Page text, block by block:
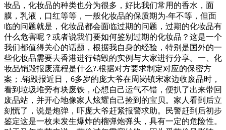
妆品，化妆品的种类也分为很多，好比我们常用的香水，面
膜，乳液，口红等等，一般化妆品的保质期为-年不等，但面
临的问题就是，化妆品都会面临过期的问题，过期的化妆品有
什么危害呢？或者说我们要如何鉴别过期的化妆品？这是一个
我们都值得关心的话题，根据我自身的经验，特别是国外的一
些化妆品需要去香港进行销毁的实例与大家进行分享。一、化
妆品销毁报废流程是什么?.根据对方要求制定对应的保密方
案；.销毁报近日，6多岁的庞大爷在周岗镇宋家边收废品时，
看到垃圾堆旁有块废铁，心想自己运气不错，便扒了出来带回
废品站，并开心地像家人炫耀自己捡到的宝贝。家人看到后立
刻慌了，说是炮弹，吓庞大爷赶紧报警求助。民警赶到后初步
鉴定这是一枚未发生爆炸的榴弹炮弹头，具有一定的危险性。